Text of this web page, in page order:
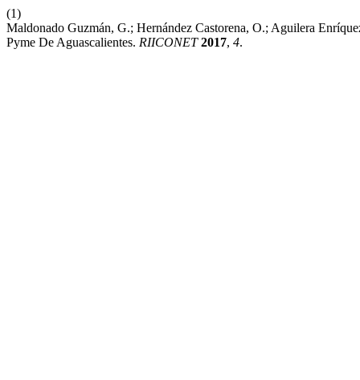
(1)
Maldonado Guzmán, G.; Hernández Castorena, O.; Aguilera
Pyme De Aguascalientes. RIICONET 2017, 4.